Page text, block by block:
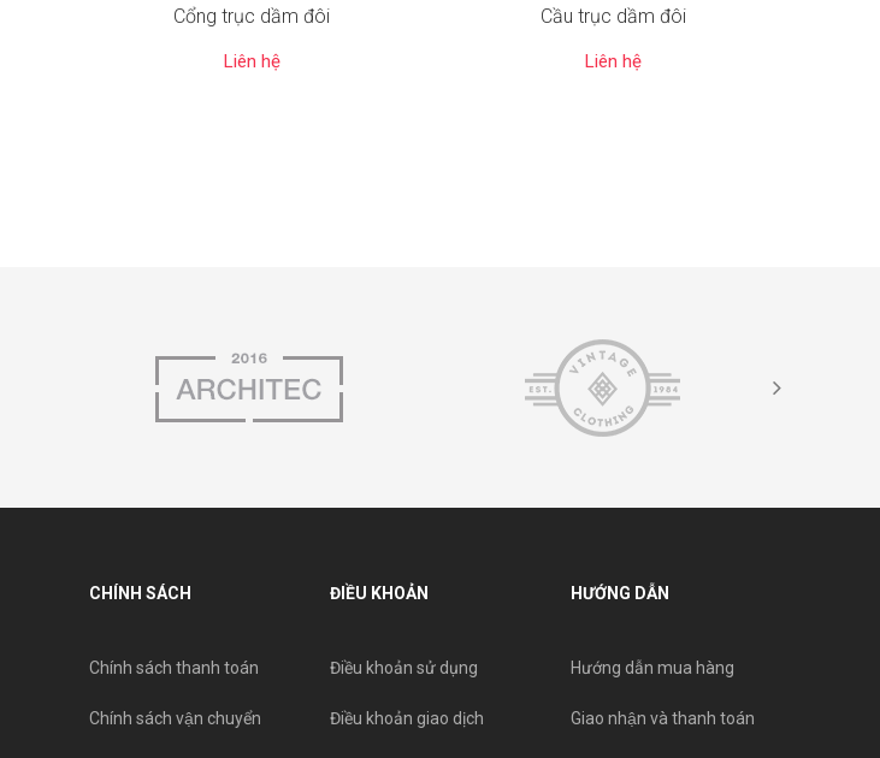
Cổng trục dầm đôi
Liên hệ
Cầu trục dầm đôi
Liên hệ
CHÍNH SÁCH
Chính sách thanh toán
Chính sách vận chuyển
ĐIỀU KHOẢN
Điều khoản sử dụng
Điều khoản giao dịch
HƯỚNG DẪN
Hướng dẫn mua hàng
Giao nhận và thanh toán